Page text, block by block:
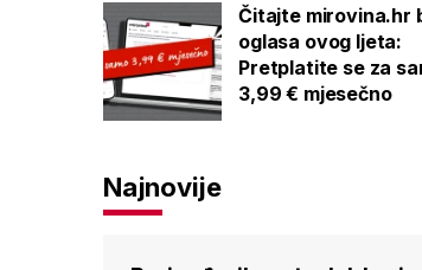
Čitajte mirovina.hr
oglasa ovog ljeta:
Pretplatite se za
3,99 € mjesečno
Najnovije